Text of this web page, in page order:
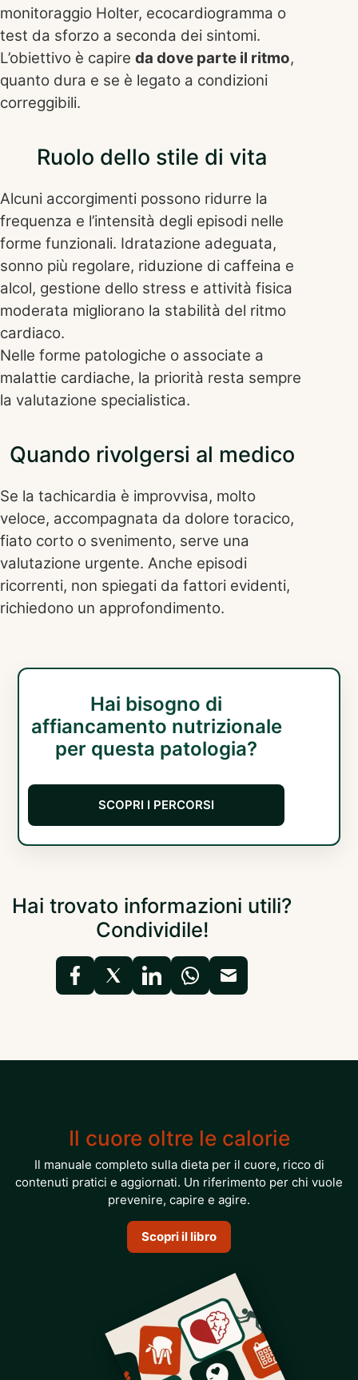
monitoraggio Holter, ecocardiogramma o
test da sforzo a seconda dei sintomi.
L’obiettivo è capire da dove parte il ritmo,
quanto dura e se è legato a condizioni
correggibili.
Ruolo dello stile di vita
Alcuni accorgimenti possono ridurre la
frequenza e l’intensità degli episodi nelle
forme funzionali. Idratazione adeguata,
sonno più regolare, riduzione di caffeina e
alcol, gestione dello stress e attività fisica
moderata migliorano la stabilità del ritmo
cardiaco.
Nelle forme patologiche o associate a
malattie cardiache, la priorità resta sempre
la valutazione specialistica.
Quando rivolgersi al medico
Se la tachicardia è improvvisa, molto
veloce, accompagnata da dolore toracico,
fiato corto o svenimento, serve una
valutazione urgente. Anche episodi
ricorrenti, non spiegati da fattori evidenti,
richiedono un approfondimento.
Hai bisogno di
affiancamento nutrizionale
per questa patologia?
SCOPRI I PERCORSI
Hai trovato informazioni utili?
Condividile!
Il cuore oltre le calorie
Il manuale completo sulla dieta per il cuore, ricco di
contenuti pratici e aggiornati. Un riferimento per chi vuole
prevenire, capire e agire.
Scopri il libro